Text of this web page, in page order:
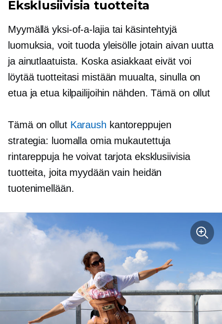
Eksklusiivisia tuotteita
Myymälläyksi-of-a-lajiatai käsintehtyjä
luomuksia, voit tuoda yleisölle jotain aivan uutta
ja ainutlaatuista. Koska asiakkaat eivät voi
löytää tuotteitasi mistään muualta, sinulla on
etua ja etua kilpailijoihin nähden. Tämä on ollut
Tämä on ollut Karaush kantoreppujen
strategia: luomalla omia mukautettuja
rintareppuja he voivat tarjota eksklusiivisia
tuotteita, joita myydään vain heidän
tuotenimellään.